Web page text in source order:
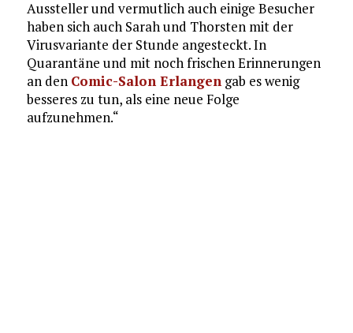
Aussteller und vermutlich auch einige Besucher
haben sich auch Sarah und Thorsten mit der
Virusvariante der Stunde angesteckt. In
Quarantäne und mit noch frischen Erinnerungen
an den Comic-Salon Erlangengab es wenig
besseres zu tun, als eine neue Folge
aufzunehmen.“